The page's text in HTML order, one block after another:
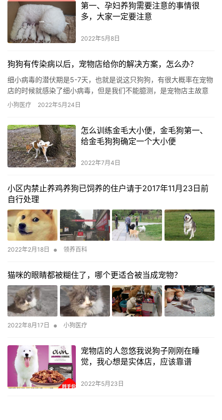
第一、孕妇养狗需要注意的事情很
多，大家一定要注意
2022年5月8日
狗狗有传染病以后，宠物店给你的解决方案，怎么办？
细小病毒的潜伏期是5-7天，也就是说这只狗狗，有很大概率在宠物
店的时候就感染了细小病毒，但是我们不能臆测，是宠物店主故意
卖给你一只病狗，因为在疾病的潜伏期，他们确实也不知道，一般
狗狗5天后，发现狗狗有了传染病，是怎么和卖狗的沟通的，宠物店
给你的意见是让你自己治疗？狗狗生病了和卖狗的打招呼以后，马
上去宠物医院做化验，确诊是什么病。
小狗医疗 2022年5月24日
怎么训练金毛大小便，金毛狗第一、
给金毛狗狗确定一个大小便
2022年7月4日
小区内禁止养鸡养狗已饲养的住户请于2017年11月23日前
自行处理
2022年2月18日 • 领养百科
猫咪的眼睛都被糊住了，哪个更适合被当成宠物？
2022年8月17日 • 小狗医疗
宠物店的人忽悠我说狗子刚刚在睡
觉，我心想是实体店，应该靠谱
2022年5月23日